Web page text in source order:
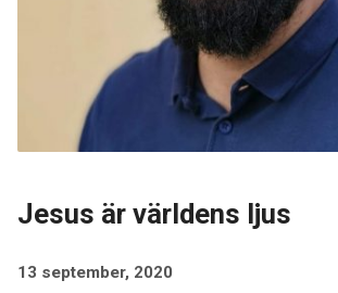
Jesus är världens ljus
13 september, 2020